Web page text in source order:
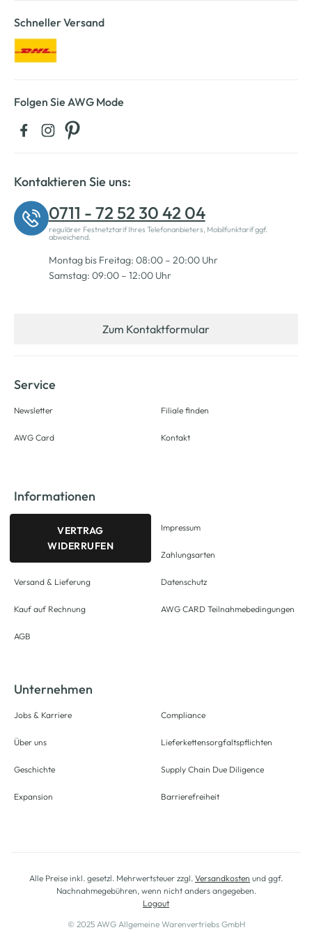
Schneller Versand
Folgen Sie AWG Mode
Kontaktieren Sie uns:
0711 - 72 52 30 42 04
regulärer Festnetztarif Ihres Telefonanbieters, Mobilfunktarif ggf.
abweichend.
Montag bis Freitag: 08:00 – 20:00 Uhr
Samstag: 09:00 – 12:00 Uhr
Zum Kontaktformular
Service
Newsletter
AWG Card
Filiale finden
Kontakt
Informationen
VERTRAG
WIDERRUFEN
Versand & Lieferung
Kauf auf Rechnung
AGB
Impressum
Zahlungsarten
Datenschutz
AWG CARD Teilnahmebedingungen
Unternehmen
Jobs & Karriere
Über uns
Geschichte
Expansion
Compliance
Lieferkettensorgfaltspflichten
Supply Chain Due Diligence
Barrierefreiheit
Alle Preise inkl. gesetzl. Mehrwertsteuer zzgl. Versandkosten und ggf.
Nachnahmegebühren, wenn nicht anders angegeben.
Logout
© 2025 AWG Allgemeine Warenvertriebs GmbH